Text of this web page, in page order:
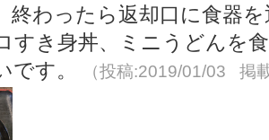
終わったら返却口に食器
すき身丼、ミニうどんを
です。
（投稿:2019/01/03 掲